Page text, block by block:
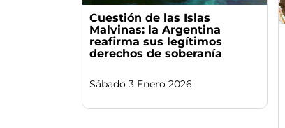
Cuestión de las Islas
Malvinas: la Argentina
reafirma sus legítimos
derechos de soberanía
Sábado 3 Enero 2026